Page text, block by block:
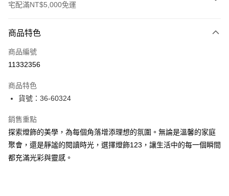
宅配滿NT$5,000免運
信用卡一次付款
LINE Pay
街口支付
悠遊付
Google Pay
全盈+PAY
商品特色
商品編號
11332356
商品特色
貨號：36-60324
銷售重點
探索燈飾的美學，為每個角落增添理想的氛圍。無論是溫馨的家庭
聚會，還是靜謐的閱讀時光，選擇燈飾123，讓生活中的每一個瞬間
都充滿光彩與靈感。